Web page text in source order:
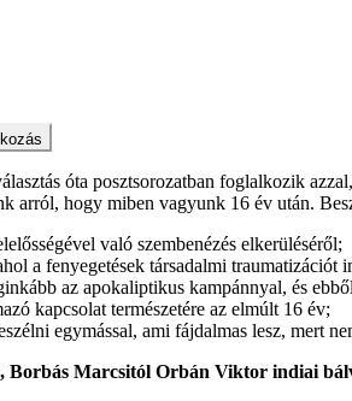
óta posztsorozatban foglalkozik
arról, hogy miben vagyunk 16 év után.
való szembenézés elkerüléséről;
a fenyegetések társadalmi traumatizációt
az apokaliptikus kampánnyal, és
kapcsolat természetére az elmúlt 16 év;
egymással, ami fájdalmas lesz, mert
Borbás Marcsitól Orbán Viktor indiai